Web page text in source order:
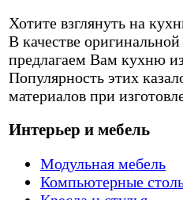
Хотите взглянуть на
В качестве
предлагаем Вам кухню
Популярность этих
материалов при
Интерьер и мебель
Модульная мебель
Компьютерные